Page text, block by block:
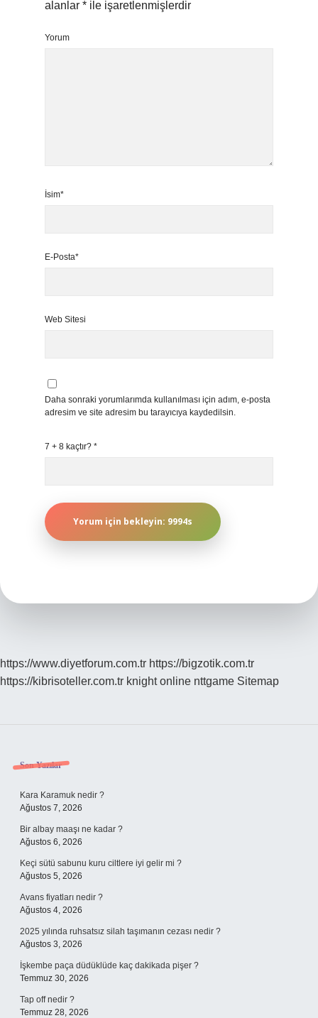
alanlar * ile işaretlenmişlerdir
Yorum
İsim*
E-Posta*
Web Sitesi
Daha sonraki yorumlarımda kullanılması için adım, e-posta
adresim ve site adresim bu tarayıcıya kaydedilsin.
7 + 8 kaçtır? *
https://www.diyetforum.com.tr https://bigzotik.com.tr
https://kibrisoteller.com.tr knight online nttgame Sitemap
Sidebar
Son Yazılar
Kara Karamuk nedir ?
Ağustos 7, 2026
Bir albay maaşı ne kadar ?
Ağustos 6, 2026
Keçi sütü sabunu kuru ciltlere iyi gelir mi ?
Ağustos 5, 2026
Avans fiyatları nedir ?
Ağustos 4, 2026
2025 yılında ruhsatsız silah taşımanın cezası nedir ?
Ağustos 3, 2026
İşkembe paça düdüklüde kaç dakikada pişer ?
Temmuz 30, 2026
Tap off nedir ?
Temmuz 28, 2026